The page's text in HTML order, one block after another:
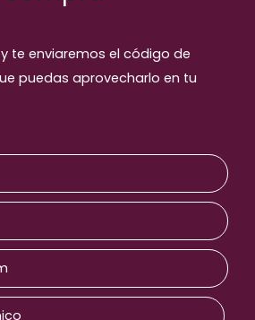
te enviaremos el código de
puedas aprovecharlo en tu